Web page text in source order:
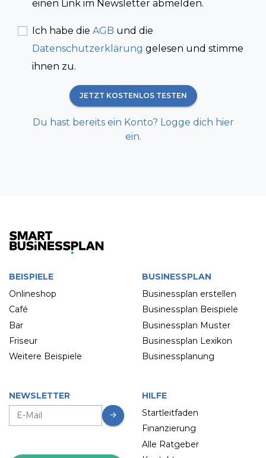
einen Link im Newsletter abmelden.
Ich habe die AGB und die
Datenschutzerklärung gelesen und stimme
ihnen zu.
JETZT KOSTENLOS TESTEN
Du hast bereits ein Konto? Logge dich hier
ein.
BEISPIELE
Onlineshop
Café
Bar
Friseur
Weitere Beispiele
BUSINESSPLAN
Businessplan erstellen
Businessplan Beispiele
Businessplan Muster
Businessplan Lexikon
Businessplanung
NEWSLETTER
HILFE
Startleitfaden
Finanzierung
Alle Ratgeber